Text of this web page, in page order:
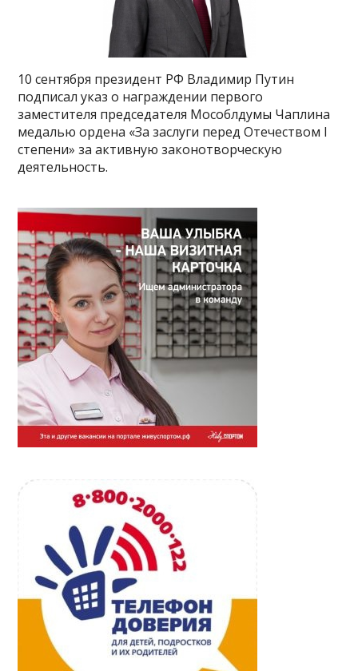
10 сентября президент РФ Владимир Путин
подписал указ о награждении первого
заместителя председателя Мособлдумы Чаплина
медалью ордена «За заслуги перед Отечеством I
степени» за активную законотворческую
деятельность.